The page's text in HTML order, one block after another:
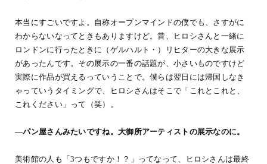
本当にすごいですよ。自称オープンマインドの僕でも、さすがに
わからないなってときもありますけど。昔、ヒロシさんと一緒に
ロンドンに行ったときに（ゲルハルト・）リヒターの大きな展示
があったんです。その展示の一番の話題が、小さいものですけど
実際に作品が買えるっていうことで。僕らは翌日には帰国しなき
ゃっていうタイミングで、ヒロシさんはそこで「これとこれと、
これください」って（笑）。
―パン屋さんみたいですね。大御所アーティストの展示なのに。
美術館の人も「3つもですか！？」ってなって、ヒロシさんは最終